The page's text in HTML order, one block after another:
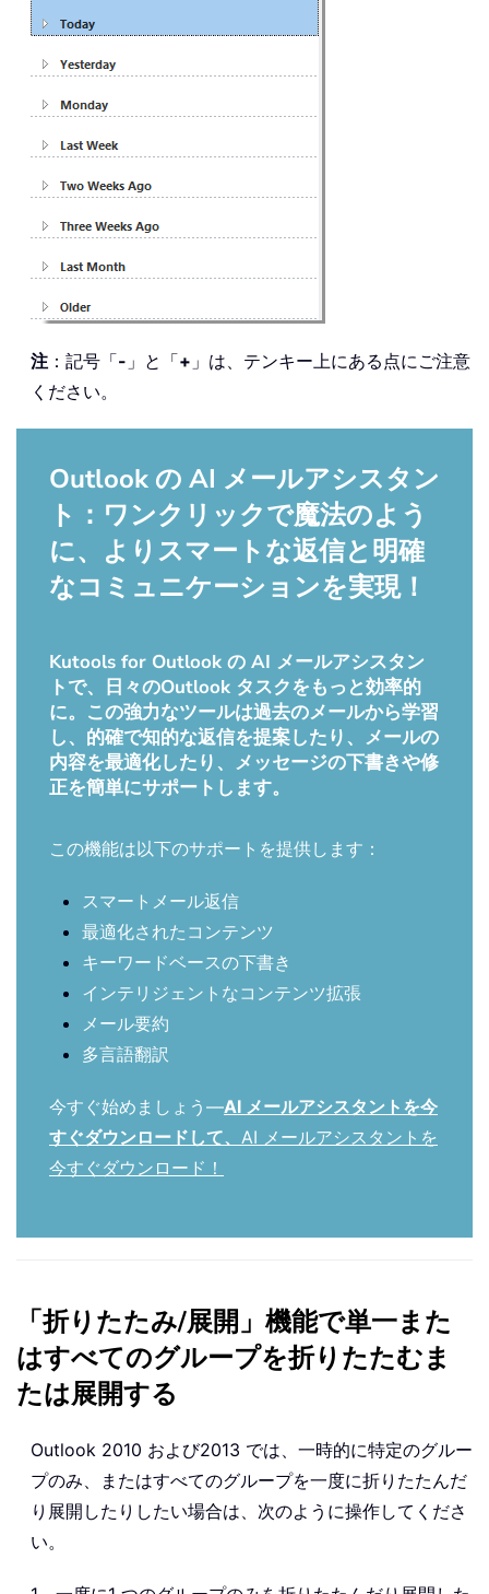
注 ：記号「- 」と「+ 」は、テンキー上にある点にご注意
ください。
Outlook の AI メールアシスタン
ト：ワンクリックで魔法のよう
に、よりスマートな返信と明確
なコミュニケーションを実現！
Kutools for Outlook の AI メールアシスタン
トで、日々のOutlook タスクをもっと効率的
に。この強力なツールは過去のメールから学習
し、的確で知的な返信を提案したり、メールの
内容を最適化したり、メッセージの下書きや修
正を簡単にサポートします。
この機能は以下のサポートを提供します：
スマートメール返信
最適化されたコンテンツ
キーワードベースの下書き
インテリジェントなコンテンツ拡張
メール要約
多言語翻訳
今すぐ始めましょう—AI メールアシスタントを今
すぐダウンロードして、 AI メールアシスタントを
今すぐダウンロード！
「折りたたみ/展開」機能で単一また
はすべてのグループを折りたたむま
たは展開する
Outlook 2010 および2013 では、一時的に特定のグルー
プのみ、またはすべてのグループを一度に折りたたんだ
り展開したりしたい場合は、次のように操作してくださ
い。